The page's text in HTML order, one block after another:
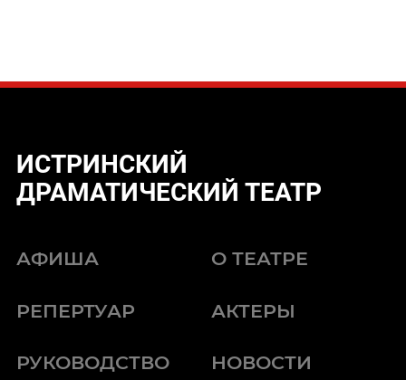
ИСТРИНСКИЙ
ДРАМАТИЧЕСКИЙ ТЕАТР
АФИША О ТЕАТРЕ
РЕПЕРТУАР АКТЕРЫ
РУКОВОДСТВО НОВОСТИ